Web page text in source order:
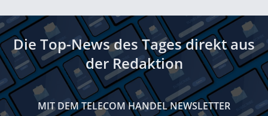
Die Top-News des Tages direkt aus
der Redaktion
MIT DEM TELECOM HANDEL NEWSLETTER